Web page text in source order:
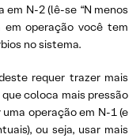
em N-2 (lê-se “N menos
operação você tem
no sistema.
requer trazer mais
coloca mais pressão
operação em N-1 (e
ou seja, usar mais